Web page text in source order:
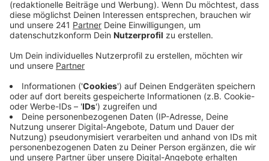
Anzeige
Wie die Gemeinde Blankenheim mitteilt, sind die B258
und im weiteren Verlauf die Landstraße bis Ahrbrück
bis 17 Uhr für den Autoverkehr gesperrt. Der
Schlusspunkt der Tour bleibt gleich: in Ahrbrück. Ab da
steht motivierten Radlern der Ahrtalradweg bis zum
Rhein zur Verfügung.
An den Straßenrändern gibt es viele verschiedene